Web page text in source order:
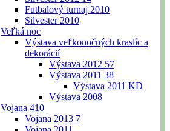
Futbalový turnaj 2010
Silvester 2010
Veľká noc
Výstava veľkonočných kraslíc a
dekorácií
Výstava 2012 57
Výstava 2011 38
Výstava 2011 KD
Výstava 2008
Vojana 410
Vojana 2013 7